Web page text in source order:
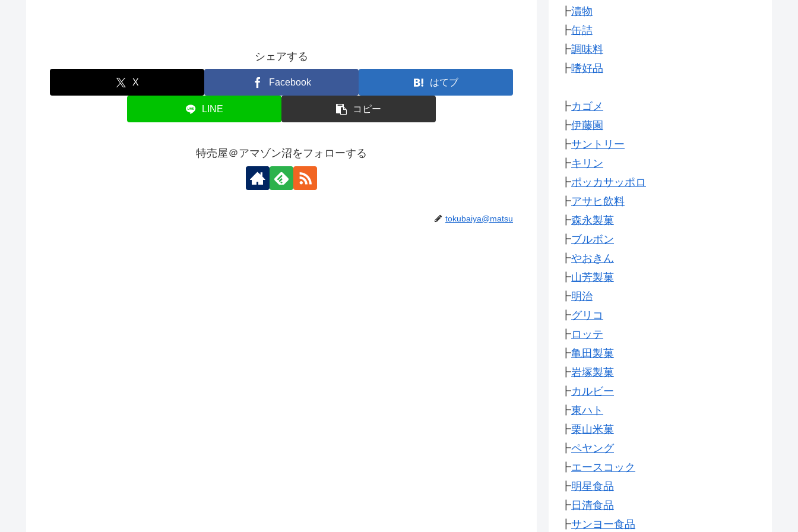
シェアする
X Facebook はてブ
LINE コピー
特売屋＠アマゾン沼をフォローする
tokubaiya@matsu
┣漬物
┣缶詰
┣調味料
┣嗜好品
┣カゴメ
┣伊藤園
┣サントリー
┣キリン
┣ポッカサッポロ
┣アサヒ飲料
┣森永製菓
┣ブルボン
┣やおきん
┣山芳製菓
┣明治
┣グリコ
┣ロッテ
┣亀田製菓
┣岩塚製菓
┣カルビー
┣東ハト
┣栗山米菓
┣ペヤング
┣エースコック
┣明星食品
┣日清食品
┣サンヨー食品